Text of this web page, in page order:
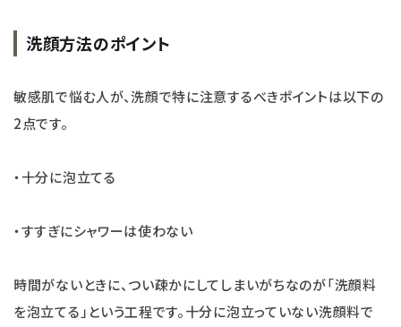
洗顔方法のポイント
敏感肌で悩む人が、洗顔で特に注意するべきポイントは以下の
2点です。
・十分に泡立てる
・すすぎにシャワーは使わない
時間がないときに、つい疎かにしてしまいがちなのが「洗顔料
を泡立てる」という工程です。十分に泡立っていない洗顔料で